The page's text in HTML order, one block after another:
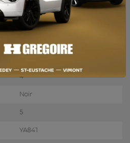
4 Cylindres
2.5
4
Noir
5
YA841